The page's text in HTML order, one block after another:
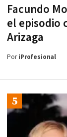
Facundo
el episodio
Arizaga
PoriProfesional